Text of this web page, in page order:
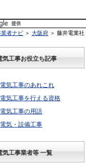
業者ナビ ＞ 大阪府 ＞ 藤井電業社
気工事お役立ち記事
電気工事のあれこれ
電気工事を行える資格
電気工事の用語
電気・設備工事
気工事業者等 一覧